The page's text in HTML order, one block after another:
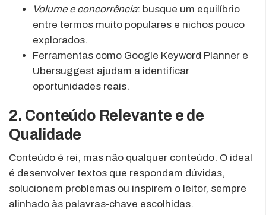
Volume e concorrência: busque um equilíbrio
entre termos muito populares e nichos pouco
explorados.
Ferramentas como Google Keyword Planner e
Ubersuggest ajudam a identificar
oportunidades reais.
2. Conteúdo Relevante e de
Qualidade
Conteúdo é rei, mas não qualquer conteúdo. O ideal
é desenvolver textos que respondam dúvidas,
solucionem problemas ou inspirem o leitor, sempre
alinhado às palavras-chave escolhidas.